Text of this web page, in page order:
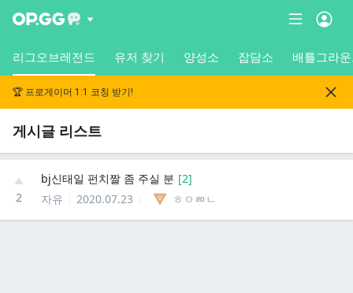
리그오브레전드 유저 찾기 양성소 잡담소 배틀그라
🏆 프로게이머 1:1 코칭 받기!
게시글 리스트
2
bj신태일 펀치짤 좀 주실 분 [2]
자유
2020.07.23 ㅎㅇㄻㄴ